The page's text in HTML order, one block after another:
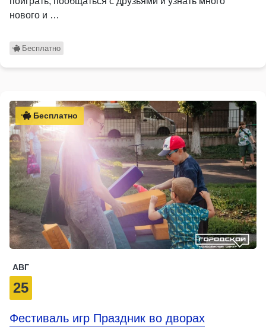
нового и …
Бесплатно
Бесплатно
АВГ
25
Фестиваль игр Праздник во дворах